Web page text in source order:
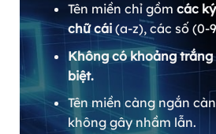
Tên miền chỉ gồm các
chữ cái(a-z), các số (0-
Không có khoảng
biệt.
Tên miền càng ngắn
không gây nhầm lẫn.